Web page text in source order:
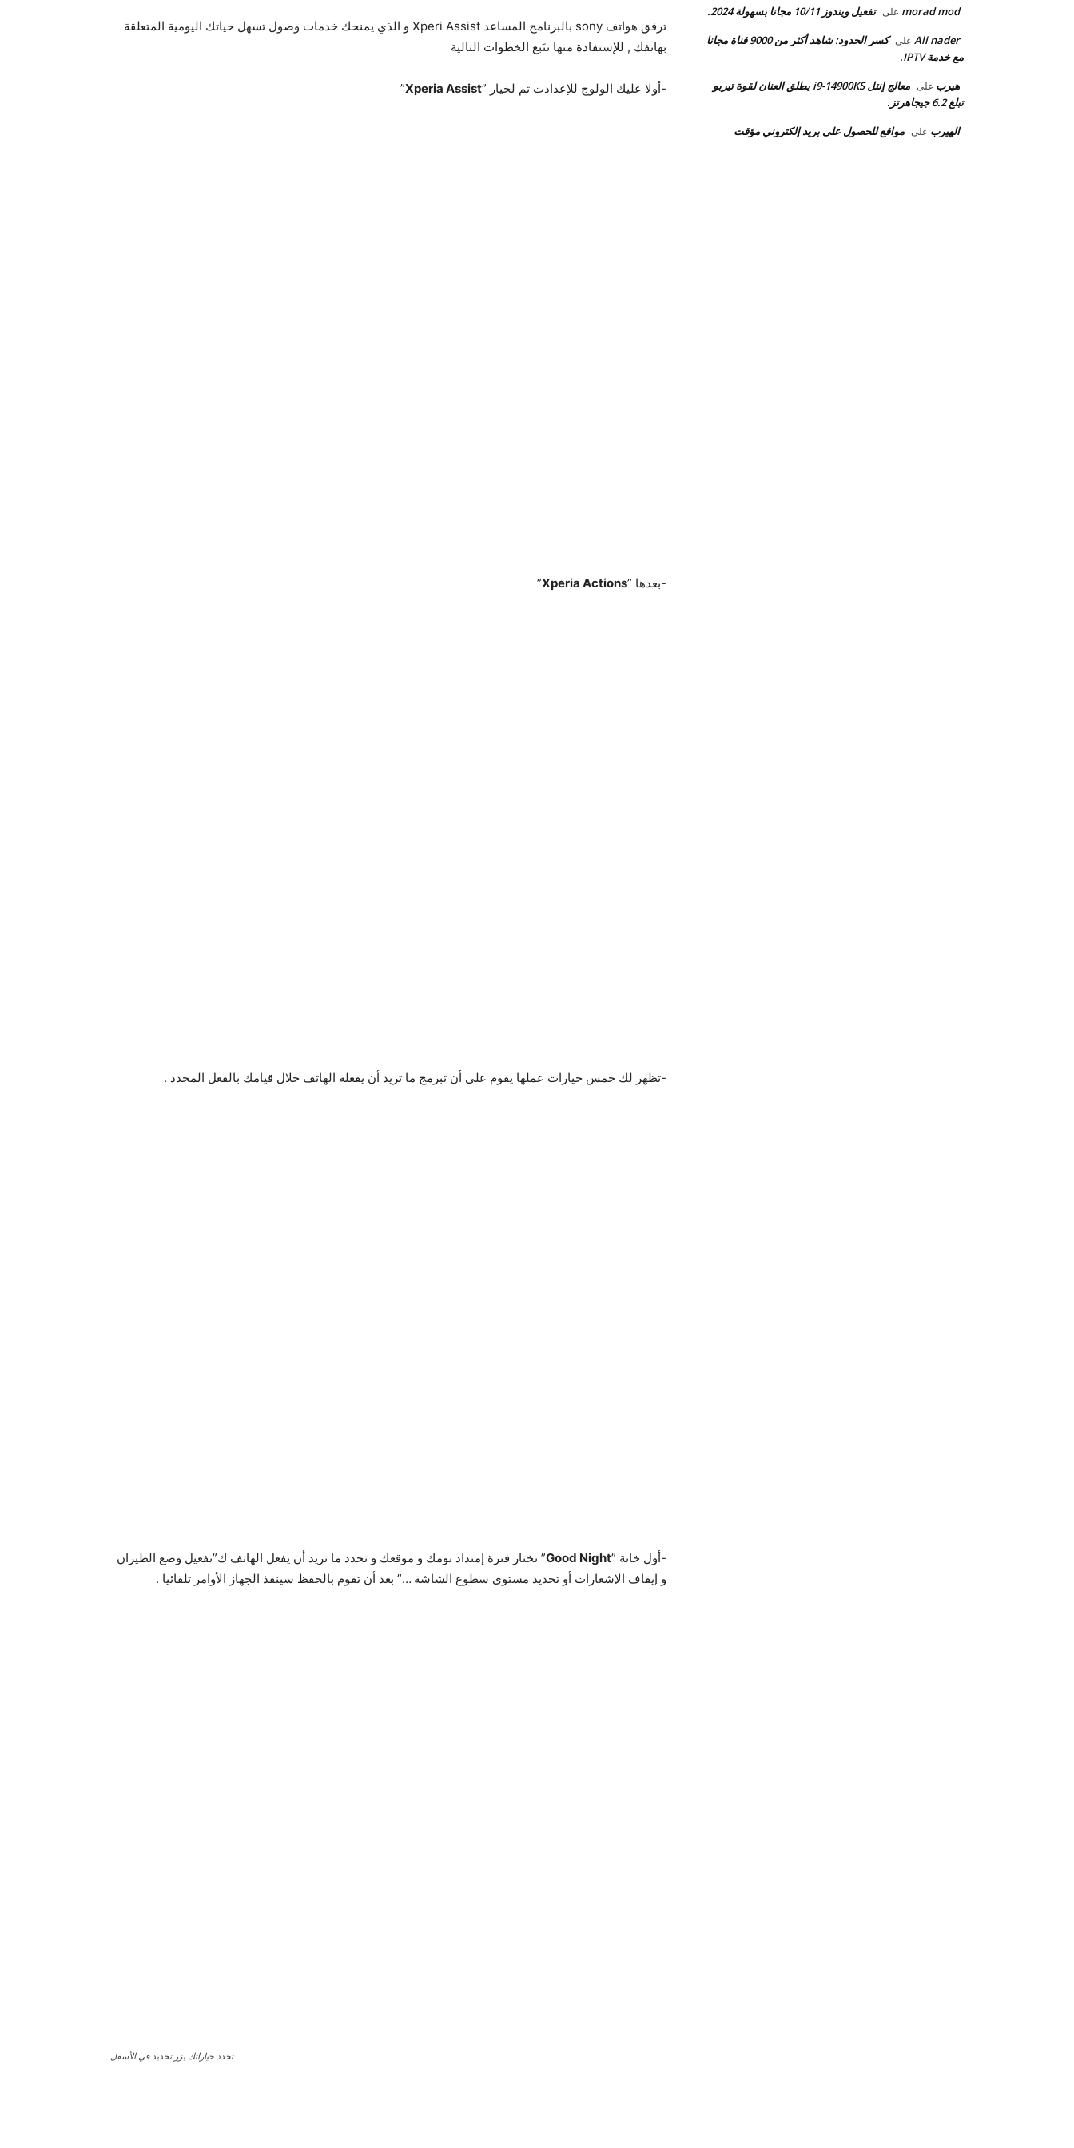
ترفق هواتف sony بالبرنامج المساعد Xperi Assist و الذي يمنحك خدمات وصول تسهل حياتك اليومية المتعلقة
بهاتفك , للإستفادة منها تتَبع الخطوات التالية
-أولا عليك الولوج للإعدادت ثم لخيار ”Xperia Assist
”
-بعدها ”Xperia Actions
”
-تظهر لك خمس خيارات عملها يقوم على أن تبرمج ما تريد أن يفعله الهاتف خلال قيامك بالفعل المحدد .
-أول خانة ”Good Night” تختار فترة إمتداد نومك و موقعك و تحدد ما تريد أن يفعل الهاتف ك”تفعيل وضع الطيران
و إيقاف الإشعارات أو تحديد مستوى سطوع الشاشة …” بعد أن تقوم بالحفظ سينفذ الجهاز الأوامر تلقائيا .
تحدد خياراتك بزر تحديد في الأسفل
morad mod على تفعيل ويندوز 10/11 مجانا بسهولة 2024.
Ali nader على
كسر الحدود: شاهد أكثر من 9000 قناة مجانا
مع خدمة IPTV.
هيرب على
معالج إنتل i9-14900KS يطلق العنان لقوة تيربو
تبلغ 6.2 جيجاهرتز.
الهيرب على مواقع للحصول على بريد إلكتروني مؤقت